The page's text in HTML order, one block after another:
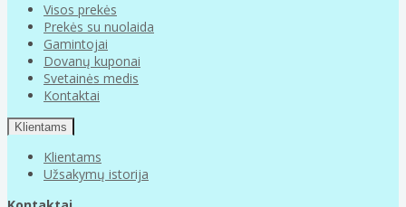
Visos prekės
Prekės su nuolaida
Gamintojai
Dovanų kuponai
Svetainės medis
Kontaktai
Klientams
Klientams
Užsakymų istorija